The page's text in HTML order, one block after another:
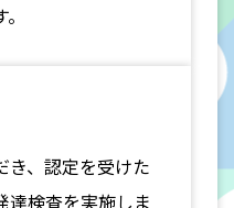
き、認定を受けた
達検査を実施しま